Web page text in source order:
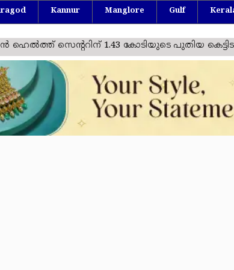
Kannur Manglore Gulf